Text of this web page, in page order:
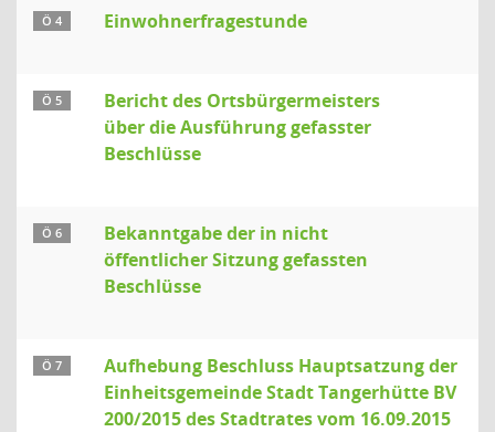
Ö 4 Einwohnerfragestunde
Ö 5
Bericht des Ortsbürgermeisters
über die Ausführung gefasster
Beschlüsse
Ö 6
Bekanntgabe der in nicht
öffentlicher Sitzung gefassten
Beschlüsse
Ö 7
Aufhebung Beschluss Hauptsatzung der
Einheitsgemeinde Stadt Tangerhütte BV
200/2015 des Stadtrates vom 16.09.2015